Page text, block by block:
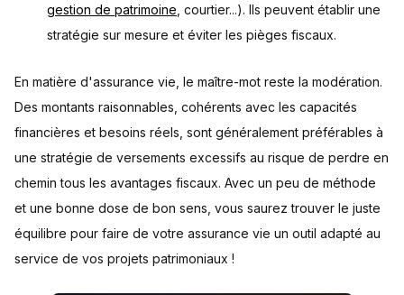
gestion de patrimoine , courtier...). Ils peuvent établir une
stratégie sur mesure et éviter les pièges fiscaux.
En matière d'assurance vie, le maître-mot reste la modération.
Des montants raisonnables, cohérents avec les capacités
financières et besoins réels, sont généralement préférables à
une stratégie de versements excessifs au risque de perdre en
chemin tous les avantages fiscaux. Avec un peu de méthode
et une bonne dose de bon sens, vous saurez trouver le juste
équilibre pour faire de votre assurance vie un outil adapté au
service de vos projets patrimoniaux !